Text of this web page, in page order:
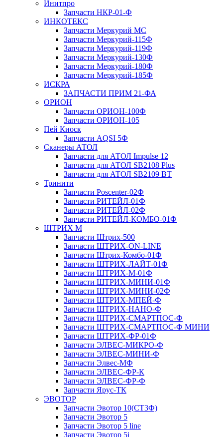
Инитпро
Запчасти НКР-01-Ф
ИНКОТЕКС
Запчасти Меркурий МС
Запчасти Меркурий-115Ф
Запчасти Меркурий-119Ф
Запчасти Меркурий-130Ф
Запчасти Меркурий-180Ф
Запчасти Меркурий-185Ф
ИСКРА
ЗАПЧАСТИ ПРИМ 21-ФА
ОРИОН
Запчасти ОРИОН-100Ф
Запчасти ОРИОН-105
Пей Киоск
Запчасти AQSI 5Ф
Сканеры АТОЛ
Запчасти для АТОЛ Impulse 12
Запчасти для АТОЛ SB2108 Plus
Запчасти для АТОЛ SB2109 BT
Тринити
Запчасти Poscenter-02Ф
Запчасти РИТЕЙЛ-01Ф
Запчасти РИТЕЙЛ-02Ф
Запчасти РИТЕЙЛ-КОМБО-01Ф
ШТРИХ М
Запчасти Штрих-500
Запчасти ШТРИХ-ON-LINE
Запчасти Штрих-Комбо-01Ф
Запчасти ШТРИХ-ЛАЙТ-01Ф
Запчасти ШТРИХ-М-01Ф
Запчасти ШТРИХ-МИНИ-01Ф
Запчасти ШТРИХ-МИНИ-02Ф
Запчасти ШТРИХ-МПЕЙ-Ф
Запчасти ШТРИХ-НАНО-Ф
Запчасти ШТРИХ-СМАРТПОС-Ф
Запчасти ШТРИХ-СМАРТПОС-Ф МИНИ
Запчасти ШТРИХ-ФР-01Ф
Запчасти ЭЛВЕС-МИКРО-Ф
Запчасти ЭЛВЕС-МИНИ-Ф
Запчасти Элвес-МФ
Запчасти ЭЛВЕС-ФР-К
Запчасти ЭЛВЕС-ФР-Ф
Запчасти Ярус-ТК
ЭВОТОР
Запчасти Эвотор 10(СТ3Ф)
Запчасти Эвотор 5
Запчасти Эвотор 5 line
Запчасти Эвотор 5i